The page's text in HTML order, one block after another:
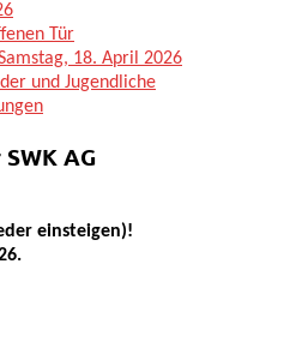
Tür
18. April 2026
und Jugendliche
AG
einsteigen)!